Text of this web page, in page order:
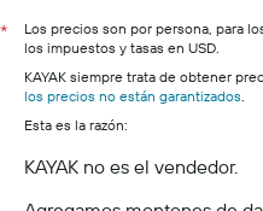
*
Los precios son por persona, para
los impuestos y tasas en USD.
KAYAK siempre trata de obtener
los precios no están garantizados
Esta es la razón:
KAYAK no es el vendedor.